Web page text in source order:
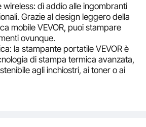
wireless: dì addio alle ingombranti
Grazie al design leggero della
mobile VEVOR, puoi stampare
ovunque.
la stampante portatile VEVOR è
di stampa termica avanzata,
agli inchiostri, ai toner o ai
efficiente e rispettosa